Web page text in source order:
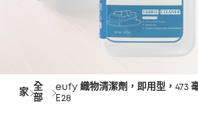
家
全
部
eufy 織物清潔劑，即用型，473
E28